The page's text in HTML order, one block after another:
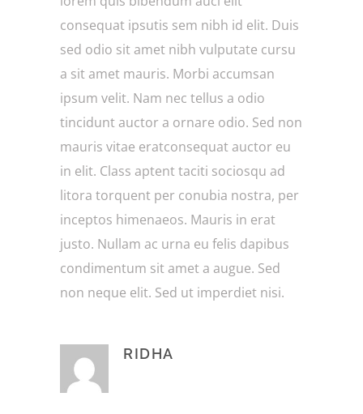
consequat ipsutis sem nibh id elit. Duis
sed odio sit amet nibh vulputate cursu
a sit amet mauris. Morbi accumsan
ipsum velit. Nam nec tellus a odio
tincidunt auctor a ornare odio. Sed non
mauris vitae eratconsequat auctor eu
in elit. Class aptent taciti sociosqu ad
litora torquent per conubia nostra, per
inceptos himenaeos. Mauris in erat
justo. Nullam ac urna eu felis dapibus
condimentum sit amet a augue. Sed
non neque elit. Sed ut imperdiet nisi.
RIDHA